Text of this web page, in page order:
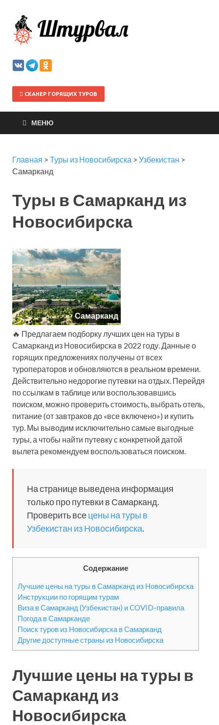
СКАНЕР ГОРЯЩИХ ТУРОВ
МЕНЮ
Главная > Туры из Новосибирска > Узбекистан >
Самарканд
Туры в Самарканд из
Новосибирска
Самарканд
🔥 Предлагаем подборку лучших цен на туры в
Самарканд из Новосибирска в 2022 году. Данные о
горящих предложениях получены от всех
туроператоров и обновляются в реальном времени.
Действительно недорогие путевки на отдых. Перейдя
по ссылкам в таблице или воспользовавшись
поиском, можно проверить стоимость, выбрать отель,
питание (от завтраков до «все включено») и купить
тур. Мы выводим исключительно самые выгодные
туры, а чтобы найти путевку с конкретной датой
вылета рекомендуем воспользоваться поиском.
На странице выведена информация
только про путевки в Самарканд.
Проверить всецены на туры в
Узбекистан из Новосибирска.
Содержание
Лучшие цены на туры в Самарканд из Новосибирска
Инструкции по горящим турам
Виза в Самарканд (Узбекистан) и COVID-правила
Погода в Самарканде
Поиск туров из Новосибирска в Самарканд
Другие доступные страны из Новосибирска
Лучшие цены на туры в
Самарканд из
Новосибирска